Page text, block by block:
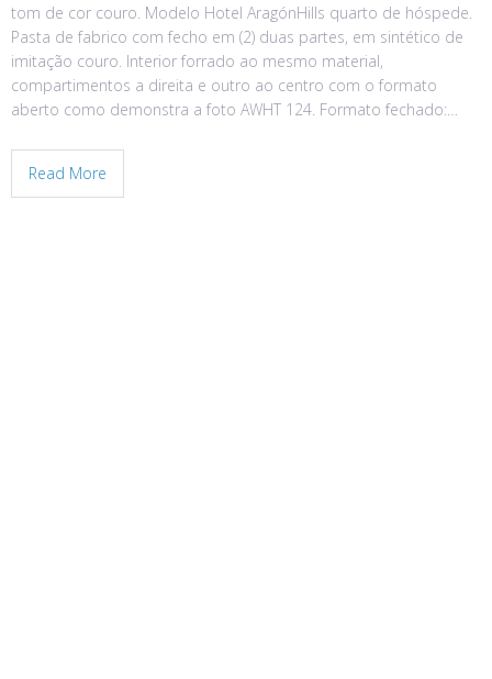
tom de cor couro. Modelo Hotel AragónHills quarto de hóspede.
Pasta de fabrico com fecho em (2) duas partes, em sintético de
imitação couro. Interior forrado ao mesmo material,
compartimentos a direita e outro ao centro com o formato
aberto como demonstra a foto AWHT 124. Formato fechado:…
Read More